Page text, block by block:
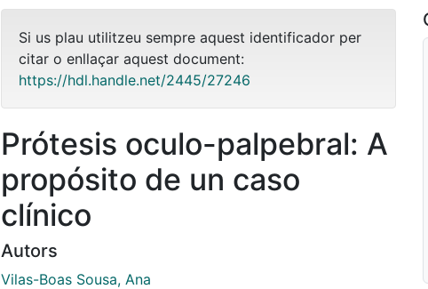
Si us plau utilitzeu sempre aquest identificador per
citar o enllaçar aquest document:
https://hdl.handle.net/2445/27246
Prótesis oculo-palpebral: A
propósito de un caso
clínico
Autors
Vilas-Boas Sousa, Ana